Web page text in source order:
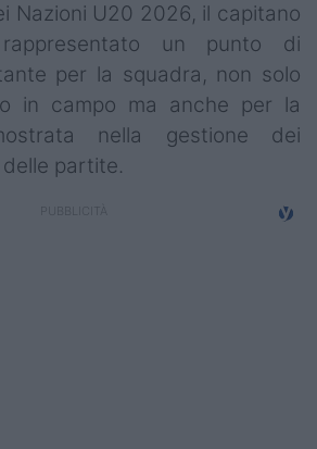
Nazioni U20 2026, il capitano
un punto di
per la squadra, non solo
in campo ma anche per la
nella gestione dei
partite.